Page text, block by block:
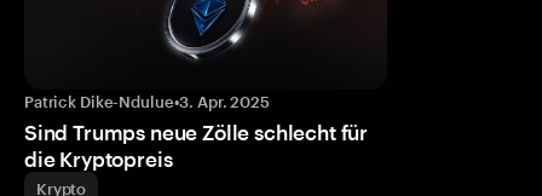
Patrick Dike-Ndulue•3. Apr. 2025
Sind Trumps neue Zölle schlecht für
die Kryptopreis
Krypto